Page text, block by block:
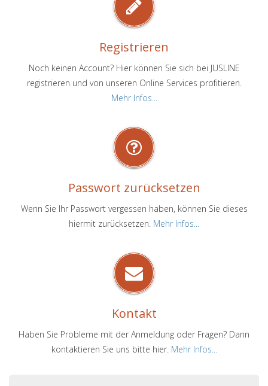
Registrieren
Noch keinen Account? Hier können Sie sich bei JUSLINE
registrieren und von unseren Online Services profitieren.
Mehr Infos...
Passwort zurücksetzen
Wenn Sie Ihr Passwort vergessen haben, können Sie dieses
hiermit zurücksetzen. Mehr Infos...
Kontakt
Haben Sie Probleme mit der Anmeldung oder Fragen? Dann
kontaktieren Sie uns bitte hier. Mehr Infos...